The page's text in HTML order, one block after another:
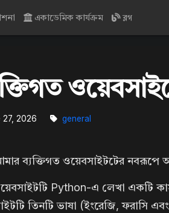
একাডেমিক কার্যক্রম ব্লগ
27, 2026 general
ব্যক্তিগত ওয়েবসাইটটের নবরূপে
Python-এ লেখা একটি
তিনটি ভাষা (ইংরেজি, ফরাসি